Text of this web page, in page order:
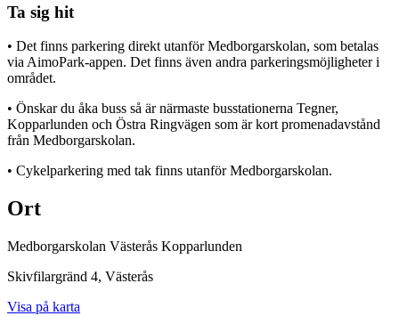
Ta sig hit
• Det finns parkering direkt utanför Medborgarskolan, som betalas
via AimoPark-appen. Det finns även andra parkeringsmöjligheter i
området.
• Önskar du åka buss så är närmaste busstationerna Tegner,
Kopparlunden och Östra Ringvägen som är kort promenadavstånd
från Medborgarskolan.
• Cykelparkering med tak finns utanför Medborgarskolan.
Ort
Medborgarskolan Västerås Kopparlunden
Skivfilargränd 4, Västerås
Visa på karta